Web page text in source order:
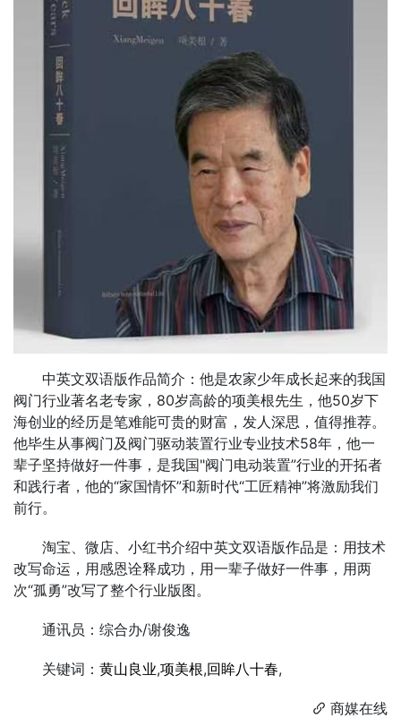
中英文双语版作品简介：他是农家少年成长起来的我国
阀门行业著名老专家，80岁高龄的项美根先生，他50岁下
海创业的经历是笔难能可贵的财富，发人深思，值得推荐。
他毕生从事阀门及阀门驱动装置行业专业技术58年，他一
辈子坚持做好一件事，是我国"阀门电动装置”行业的开拓者
和践行者，他的“家国情怀”和新时代“工匠精神”将激励我们
前行。
淘宝、微店、小红书介绍中英文双语版作品是：用技术
改写命运，用感恩诠释成功，用一辈子做好一件事，用两
次“孤勇”改写了整个行业版图。
通讯员：综合办/谢俊逸
关键词： 黄山良业,项美根,回眸八十春,
 商媒在线